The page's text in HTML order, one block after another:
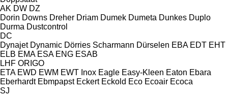
AK DW DZ
Dorin Downs Dreher Driam Dumek Dumeta Dunkes Duplo
Durma Dustcontrol
DC
Dynajet Dynamic Dörries Scharmann Dürselen EBA EDT EHT
ELB EMA ESA ENG ESAB
LHF ORIGO
ETA EWD EWM EWT Inox Eagle Easy-Kleen Eaton Ebara
Eberhardt Ebmpapst Eckert Eckold Eco Ecoair Ecoca
SJ